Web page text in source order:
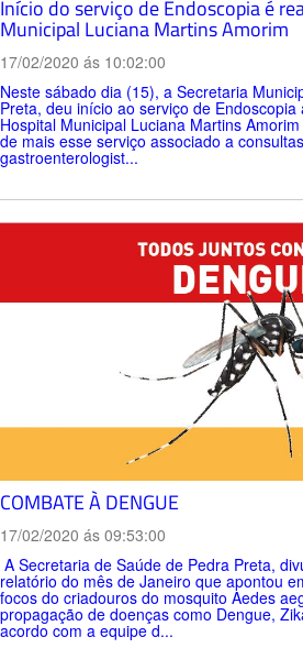
Início do serviço de Endoscopia é
Municipal Luciana Martins Amorim
17/02/2020 ás 10:02:00
Neste sábado dia (15), a Secretaria
Preta, deu início ao serviço de
Hospital Municipal Luciana Martins
de mais esse serviço associado a
gastroenterologist...
COMBATE À DENGUE
17/02/2020 ás 09:53:00
A Secretaria de Saúde de Pedra Preta,
relatório do mês de Janeiro que apontou
focos do criadouros do mosquito Aedes
propagação de doenças como Dengue,
acordo com a equipe d...